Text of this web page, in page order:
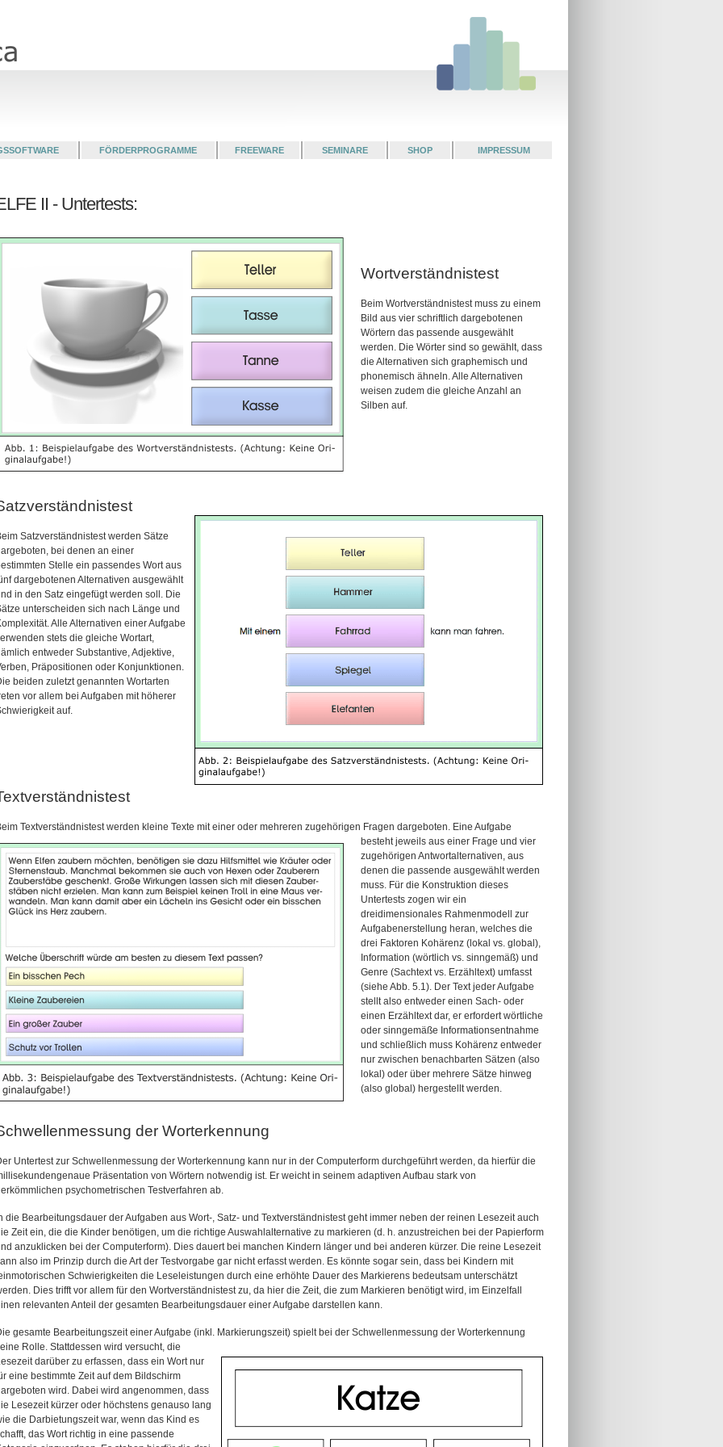
FÖRDERPROGRAMME FREEWARE SEMINARE SHOP IMPRESSUM
II - Untertests:
Wortverständnistest
Beim Wortverständnistest muss zu einem
Bild aus vier schriftlich dargebotenen
Wörtern das passende ausgewählt
werden. Die Wörter sind so gewählt, dass
die Alternativen sich graphemisch und
phonemisch ähneln. Alle Alternativen
weisen zudem die gleiche Anzahl an
Silben auf.
Satzverständnistest werden Sätze
bei denen an einer
Stelle ein passendes Wort aus
dargebotenen Alternativen ausgewählt
in den Satz eingefügt werden soll. Die
unterscheiden sich nach Länge und
Alle Alternativen einer Aufgabe
stets die gleiche Wortart,
entweder Substantive, Adjektive,
Präpositionen oder Konjunktionen.
beiden zuletzt genannten Wortarten
vor allem bei Aufgaben mit höherer
auf.
Textverständnistest werden kleine Texte mit einer oder mehreren zugehörigen Fragen dargeboten. Eine Aufgabe
besteht jeweils aus einer Frage und vier
zugehörigen Antwortalternativen, aus
denen die passende ausgewählt werden
muss. Für die Konstruktion dieses
Untertests zogen wir ein
dreidimensionales Rahmenmodell zur
Aufgabenerstellung heran, welches die
drei Faktoren Kohärenz (lokal vs. global),
Information (wörtlich vs. sinngemäß) und
Genre (Sachtext vs. Erzähltext) umfasst
(siehe Abb. 5.1). Der Text jeder Aufgabe
stellt also entweder einen Sach- oder
einen Erzähltext dar, er erfordert wörtliche
oder sinngemäße Informationsentnahme
und schließlich muss Kohärenz entweder
nur zwischen benachbarten Sätzen (also
lokal) oder über mehrere Sätze hinweg
(also global) hergestellt werden.
der Worterkennung
Untertest zur Schwellenmessung der Worterkennung kann nur in der Computerform durchgeführt werden, da hierfür die
Präsentation von Wörtern notwendig ist. Er weicht in seinem adaptiven Aufbau stark von
psychometrischen Testverfahren ab.
die Bearbeitungsdauer der Aufgaben aus Wort-, Satz- und Textverständnistest geht immer neben der reinen Lesezeit auch
Zeit ein, die die Kinder benötigen, um die richtige Auswahlalternative zu markieren (d. h. anzustreichen bei der Papierform
anzuklicken bei der Computerform). Dies dauert bei manchen Kindern länger und bei anderen kürzer. Die reine Lesezeit
also im Prinzip durch die Art der Testvorgabe gar nicht erfasst werden. Es könnte sogar sein, dass bei Kindern mit
Schwierigkeiten die Leseleistungen durch eine erhöhte Dauer des Markierens bedeutsam unterschätzt
Dies trifft vor allem für den Wortverständnistest zu, da hier die Zeit, die zum Markieren benötigt wird, im Einzelfall
relevanten Anteil der gesamten Bearbeitungsdauer einer Aufgabe darstellen kann.
gesamte Bearbeitungszeit einer Aufgabe (inkl. Markierungszeit) spielt bei der Schwellenmessung der Worterkennung
Rolle. Stattdessen wird versucht, die
darüber zu erfassen, dass ein Wort nur
eine bestimmte Zeit auf dem Bildschirm
wird. Dabei wird angenommen, dass
Lesezeit kürzer oder höchstens genauso lang
die Darbietungszeit war, wenn das Kind es
das Wort richtig in eine passende